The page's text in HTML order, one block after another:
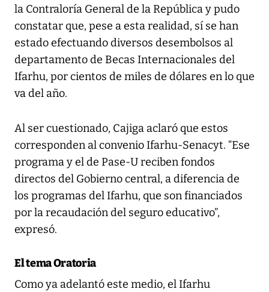
la Contraloría General de la República y pudo
constatar que, pese a esta realidad, sí se han
estado efectuando diversos desembolsos al
departamento de Becas Internacionales del
Ifarhu, por cientos de miles de dólares en lo que
va del año.
Al ser cuestionado, Cajiga aclaró que estos
corresponden al convenio Ifarhu-Senacyt. “Ese
programa y el de Pase-U reciben fondos
directos del Gobierno central, a diferencia de
los programas del Ifarhu, que son financiados
por la recaudación del seguro educativo”,
expresó.
El tema Oratoria
Como ya adelantó este medio, el Ifarhu